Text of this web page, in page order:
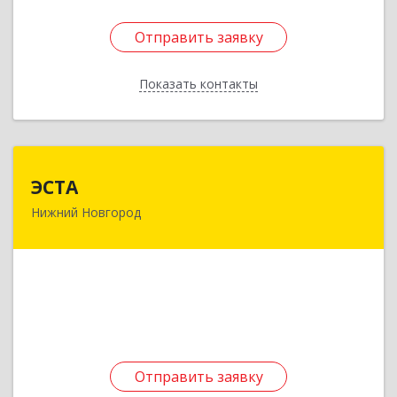
Отправить заявку
Показать контакты
Отправить заявку
Назад
ЭСТА
Нижний Новгород
Отправить заявку
603033, Нижегородская обл, Нижний Новгород
Отправить заявку